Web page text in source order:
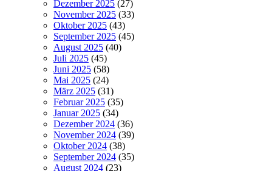
Dezember 2025 (27)
November 2025 (33)
Oktober 2025 (43)
September 2025 (45)
August 2025 (40)
Juli 2025 (45)
Juni 2025 (58)
Mai 2025 (24)
März 2025 (31)
Februar 2025 (35)
Januar 2025 (34)
Dezember 2024 (36)
November 2024 (39)
Oktober 2024 (38)
September 2024 (35)
August 2024 (23)